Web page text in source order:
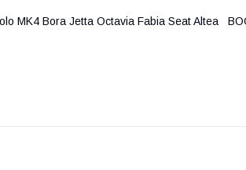
MK4 Bora Jetta Octavia Fabia Seat Altea